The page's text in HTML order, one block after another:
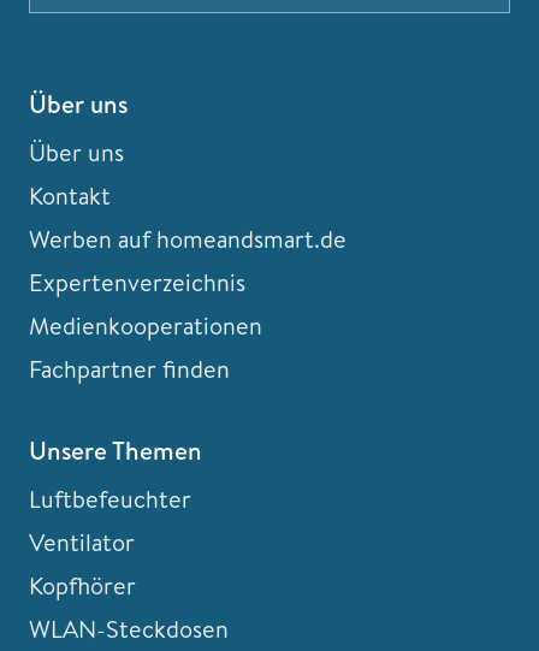
Über uns
Über uns
Kontakt
Werben auf homeandsmart.de
Expertenverzeichnis
Medienkooperationen
Fachpartner finden
Unsere Themen
Luftbefeuchter
Ventilator
Kopfhörer
WLAN-Steckdosen